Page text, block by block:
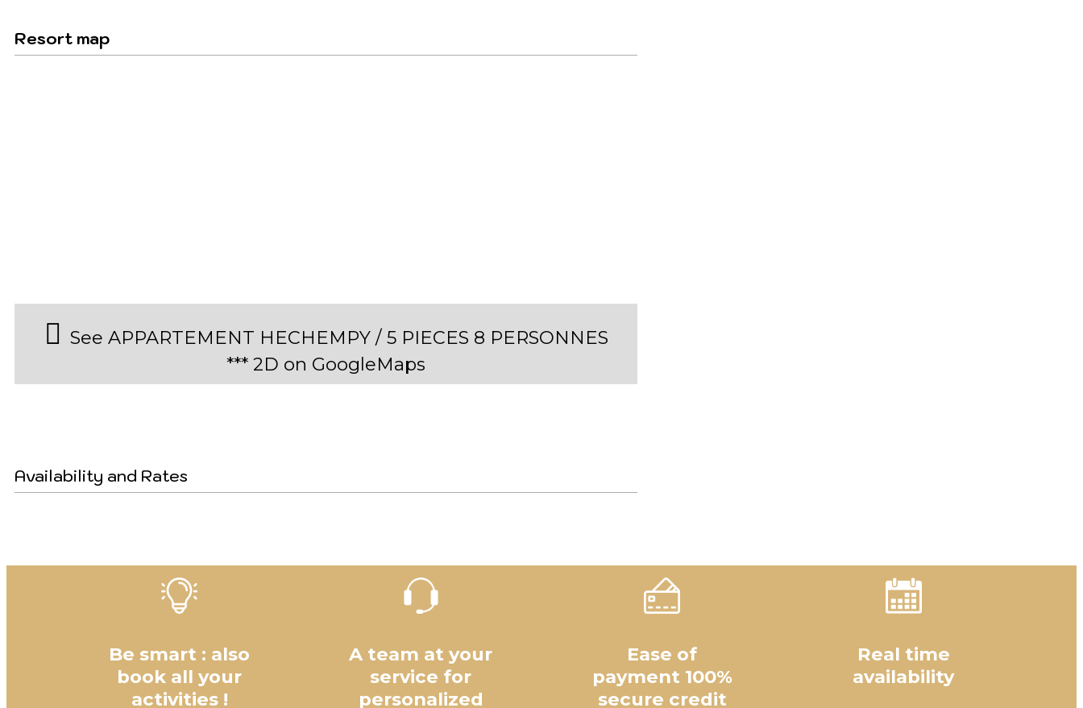
Resort map
See APPARTEMENT HECHEMPY / 5 PIECES 8 PERSONNES
*** 2D on GoogleMaps
Availability and Rates
Be smart : also
book all your
activities !
A team at your
service for
personalized
Ease of
payment 100%
secure credit
Real time
availability